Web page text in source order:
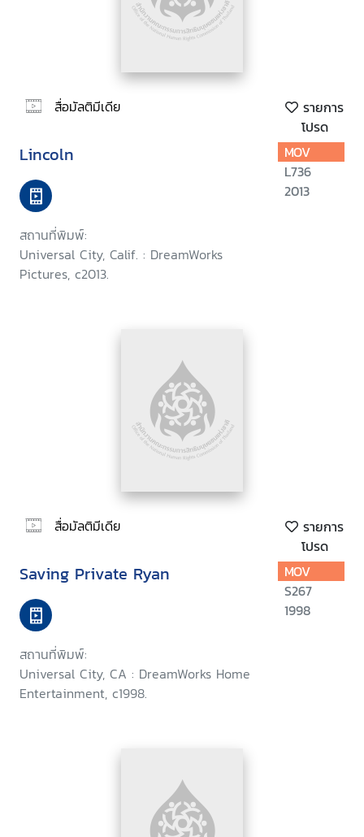
สื่อมัลติมีเดีย
รายการ
โปรด
Lincoln
สถานที่พิมพ์:
Universal City, Calif. : DreamWorks
Pictures, c2013.
MOV
L736
2013
สื่อมัลติมีเดีย
รายการ
โปรด
Saving Private Ryan
สถานที่พิมพ์:
Universal City, CA : DreamWorks Home
Entertainment, c1998.
MOV
S267
1998